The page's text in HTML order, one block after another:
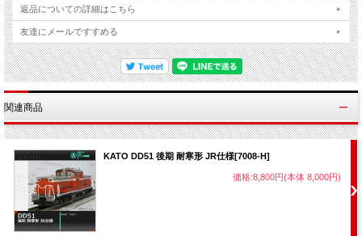
返品についての詳細はこちら
友達にメールですすめる
関連商品
KATO DD51 後期 耐寒形 JR仕様[7008-H]
価格:8,800円(本体 8,000円)